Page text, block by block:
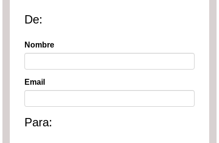
De:
Nombre
Email
Para: